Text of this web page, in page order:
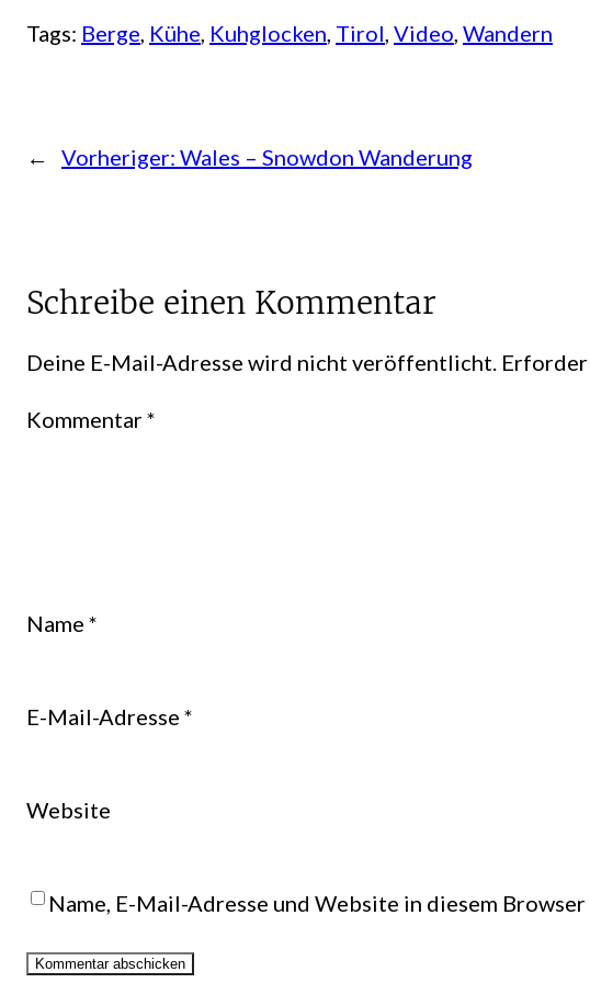
Tags: Berge, Kühe, Kuhglocken, Tirol, Video, Wandern
← Vorheriger: Wales – Snowdon Wanderung
Schreibe einen Kommentar
Deine E-Mail-Adresse wird nicht veröffentlicht.
Kommentar*
Name *
E-Mail-Adresse *
Website
Name, E-Mail-Adresse und Website in diesem